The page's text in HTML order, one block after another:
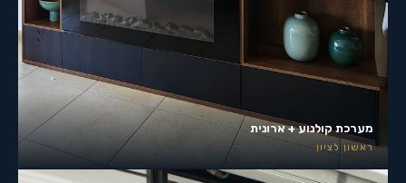
מערכת קולנוע + ארונית
ראשון לציון